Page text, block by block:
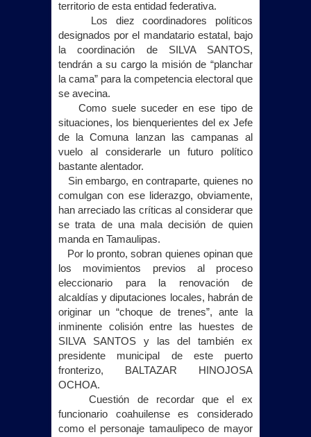
territorio de esta entidad federativa.
Los diez coordinadores políticos
designados por el mandatario estatal, bajo
la coordinación de SILVA SANTOS,
tendrán a su cargo la misión de “planchar
la cama” para la competencia electoral que
se avecina.
Como suele suceder en ese tipo de
situaciones, los bienquerientes del ex Jefe
de
la Comuna lanzan las campanas al
vuelo al considerarle un futuro político
bastante alentador.
Sin embargo, en contraparte, quienes no
comulgan con ese liderazgo, obviamente,
han arreciado las críticas al considerar que
se trata de una mala decisión de quien
manda en Tamaulipas.
Por lo pronto, sobran quienes opinan que
los movimientos previos al proceso
eleccionario para la renovación de
alcaldías y diputaciones locales, habrán de
originar un “choque de trenes”, ante la
inminente colisión entre las huestes de
SILVA SANTOS y las del también ex
presidente municipal de este puerto
fronterizo, BALTAZAR HINOJOSA
OCHOA.
Cuestión de recordar que el ex
funcionario coahuilense es considerado
como el personaje tamaulipeco de mayor